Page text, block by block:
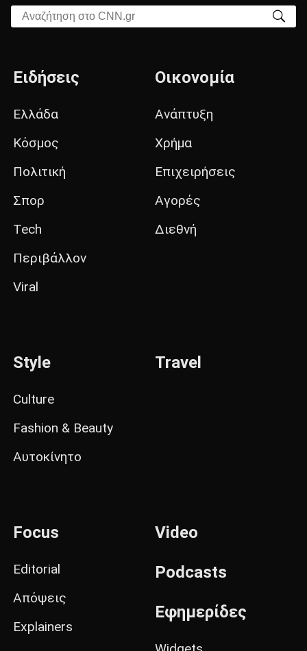
Αναζήτηση στο CNN.gr
Ειδήσεις
Ελλάδα
Κόσμος
Πολιτική
Σπορ
Tech
Περιβάλλον
Viral
Οικονομία
Ανάπτυξη
Χρήμα
Επιχειρήσεις
Αγορές
Διεθνή
Style
Culture
Fashion & Beauty
Αυτοκίνητο
Travel
Focus
Editorial
Απόψεις
Explainers
Video
Podcasts
Εφημερίδες